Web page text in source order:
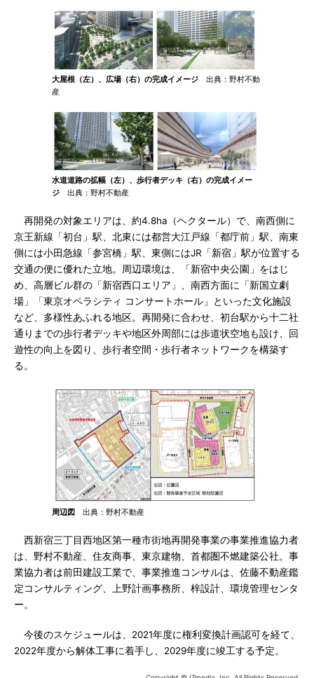
大屋根（左）、広場（右）の完成イメージ 出典：野村不動
産
水道道路の拡幅（左）、歩行者デッキ（右）の完成イメー
ジ 出典：野村不動産
再開発の対象エリアは、約4.8ha（ヘクタール）で、南西側に
京王新線「初台」駅、北東には都営大江戸線「都庁前」駅、南東
側には小田急線「参宮橋」駅、東側にはJR「新宿」駅が位置する
交通の便に優れた立地。周辺環境は、「新宿中央公園」をはじ
め、高層ビル群の「新宿西口エリア」、南西方面に「新国立劇
場」「東京オペラシティ コンサートホール」といった文化施設
など、多様性あふれる地区。再開発に合わせ、初台駅から十二社
通りまでの歩行者デッキや地区外周部には歩道状空地も設け、回
遊性の向上を図り、歩行者空間・歩行者ネットワークを構築す
る。
周辺図 出典：野村不動産
西新宿三丁目西地区第一種市街地再開発事業の事業推進協力者
は、野村不動産、住友商事、東京建物、首都圏不燃建築公社。事
業協力者は前田建設工業で、事業推進コンサルは、佐藤不動産鑑
定コンサルティング、上野計画事務所、梓設計、環境管理センタ
ー。
今後のスケジュールは、2021年度に権利変換計画認可を経て、
2022年度から解体工事に着手し、2029年度に竣工する予定。